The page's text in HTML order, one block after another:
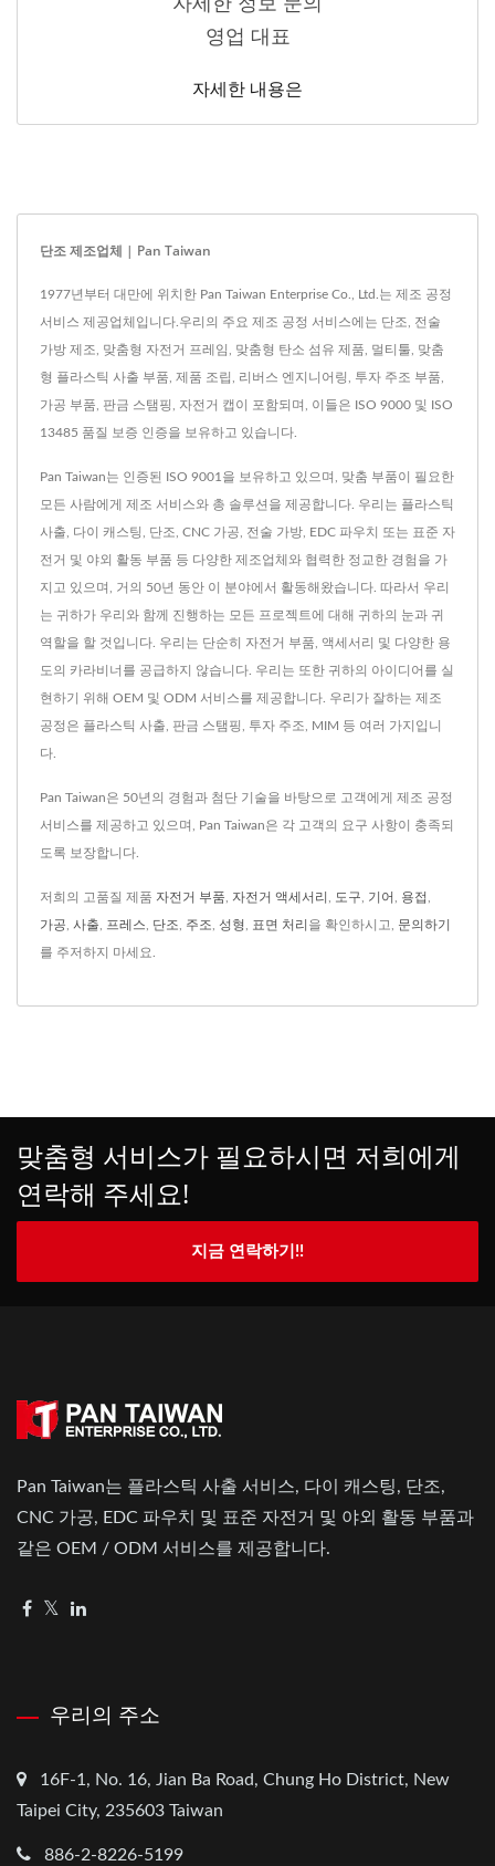
자세한 정보 문의
영업 대표
자세한 내용은
단조 제조업체 | Pan Taiwan
1977년부터 대만에 위치한 Pan Taiwan Enterprise Co., Ltd.는 제조 공정
서비스 제공업체입니다.우리의 주요 제조 공정 서비스에는 단조, 전술
가방 제조, 맞춤형 자전거 프레임, 맞춤형 탄소 섬유 제품, 멀티툴, 맞춤
형 플라스틱 사출 부품, 제품 조립, 리버스 엔지니어링, 투자 주조 부품,
가공 부품, 판금 스탬핑, 자전거 캡이 포함되며, 이들은 ISO 9000 및 ISO
13485 품질 보증 인증을 보유하고 있습니다.
Pan Taiwan는 인증된 ISO 9001을 보유하고 있으며, 맞춤 부품이 필요한
모든 사람에게 제조 서비스와 총 솔루션을 제공합니다. 우리는 플라스틱
사출, 다이 캐스팅, 단조, CNC 가공, 전술 가방, EDC 파우치 또는 표준 자
전거 및 야외 활동 부품 등 다양한 제조업체와 협력한 정교한 경험을 가
지고 있으며, 거의 50년 동안 이 분야에서 활동해왔습니다. 따라서 우리
는 귀하가 우리와 함께 진행하는 모든 프로젝트에 대해 귀하의 눈과 귀
역할을 할 것입니다. 우리는 단순히 자전거 부품, 액세서리 및 다양한 용
도의 카라비너를 공급하지 않습니다. 우리는 또한 귀하의 아이디어를 실
현하기 위해 OEM 및 ODM 서비스를 제공합니다. 우리가 잘하는 제조
공정은 플라스틱 사출, 판금 스탬핑, 투자 주조, MIM 등 여러 가지입니
다.
Pan Taiwan은 50년의 경험과 첨단 기술을 바탕으로 고객에게 제조 공정
서비스를 제공하고 있으며, Pan Taiwan은 각 고객의 요구 사항이 충족되
도록 보장합니다.
저희의 고품질 제품 자전거 부품, 자전거 액세서리 , 도구, 기어 , 용접 ,
가공, 사출, 프레스, 단조, 주조, 성형 , 표면 처리 을 확인하시고, 문의하기
를 주저하지 마세요.
맞춤형 서비스가 필요하시면 저희에게
연락해 주세요!
지금 연락하기!!
Pan Taiwan는 플라스틱 사출 서비스, 다이 캐스팅, 단조,
CNC 가공, EDC 파우치 및 표준 자전거 및 야외 활동 부품과
같은 OEM / ODM 서비스를 제공합니다.
우리의 주소
16F-1, No. 16, Jian Ba Road, Chung Ho District, New
Taipei City, 235603 Taiwan
886-2-8226-5199